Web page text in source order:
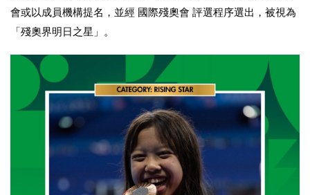
會或以成員機構提名，並經 國際殘奧會 評選程序選出，被視為
「殘奧界明日之星」。